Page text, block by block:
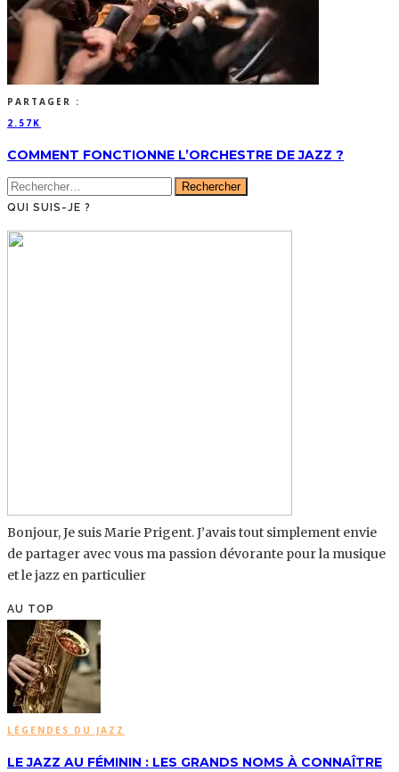
PARTAGER :
2.57K
COMMENT FONCTIONNE L’ORCHESTRE DE JAZZ ?
Rechercher :
QUI SUIS-JE ?
Bonjour, Je suis Marie Prigent. J’avais tout simplement envie
de partager avec vous ma passion dévorante pour la musique
et le jazz en particulier
AU TOP
LÉGENDES DU JAZZ
LE JAZZ AU FÉMININ : LES GRANDS NOMS À CONNAÎTRE